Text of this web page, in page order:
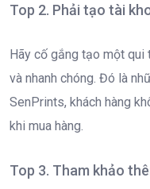
Top 2. Phải tạo tài
Hãy cố gắng tạo một qui
và nhanh chóng. Đó là
SenPrints, khách hàng
khi mua hàng.
Top 3. Tham khảo